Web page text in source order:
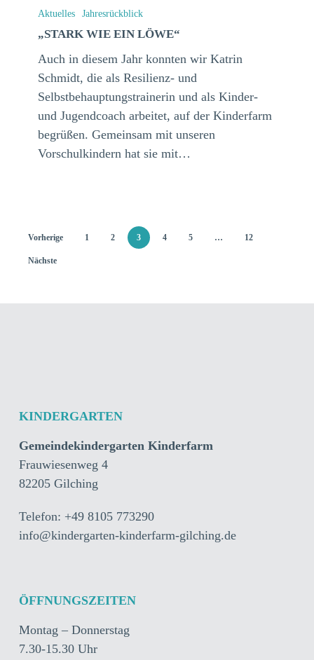
Aktuelles Jahresrückblick
„STARK WIE EIN LÖWE“
Auch in diesem Jahr konnten wir Katrin
Schmidt, die als Resilienz- und
Selbstbehauptungstrainerin und als Kinder-
und Jugendcoach arbeitet, auf der Kinderfarm
begrüßen. Gemeinsam mit unseren
Vorschulkindern hat sie mit…
Vorherige 1 2 3 4 5 … 12
Nächste
KINDERGARTEN
Gemeindekindergarten Kinderfarm
Frauwiesenweg 4
82205 Gilching
Telefon: +49 8105 773290
info@kindergarten-kinderfarm-gilching.de
ÖFFNUNGSZEITEN
Montag – Donnerstag
7.30-15.30 Uhr